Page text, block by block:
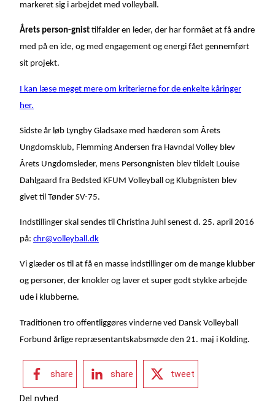
markeret sig i arbejdet med volleyball.
Årets person-gnist tilfalder en leder, der har formået at få andre
med på en ide, og med engagement og energi fået gennemført
sit projekt.
I kan læse meget mere om kriterierne for de enkelte kåringer
her.
Sidste år løb Lyngby Gladsaxe med hæderen som Årets
Ungdomsklub, Flemming Andersen fra Havndal Volley blev
Årets Ungdomsleder, mens Persongnisten blev tildelt Louise
Dahlgaard fra Bedsted KFUM Volleyball og Klubgnisten blev
givet til Tønder SV-75.
Indstillinger skal sendes til Christina Juhl senest d. 25. april 2016
på: chr@volleyball.dk
Vi glæder os til at få en masse indstillinger om de mange klubber
og personer, der knokler og laver et super godt stykke arbejde
ude i klubberne.
Traditionen tro offentliggøres vinderne ved Dansk Volleyball
Forbund årlige repræsentantskabsmøde den 21. maj i Kolding.
share share tweet
Del nyhed